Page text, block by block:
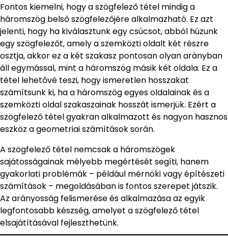
Fontos kiemelni, hogy a szögfelező tétel mindig a
háromszög belső szögfelezőjére alkalmazható. Ez azt
jelenti, hogy ha kiválasztunk egy csúcsot, abból húzunk
egy szögfelezőt, amely a szemközti oldalt két részre
osztja, akkor ez a két szakasz pontosan olyan arányban
áll egymással, mint a háromszög másik két oldala. Ez a
tétel lehetővé teszi, hogy ismeretlen hosszakat
számítsunk ki, ha a háromszög egyes oldalainak és a
szemközti oldal szakaszainak hosszát ismerjük. Ezért a
szögfelező tétel gyakran alkalmazott és nagyon hasznos
eszköz a geometriai számítások során.
A szögfelező tétel nemcsak a háromszögek
sajátosságainak mélyebb megértését segíti, hanem
gyakorlati problémák – például mérnöki vagy építészeti
számítások – megoldásában is fontos szerepet játszik.
Az arányosság felismerése és alkalmazása az egyik
legfontosabb készség, amelyet a szögfelező tétel
elsajátításával fejleszthetünk.